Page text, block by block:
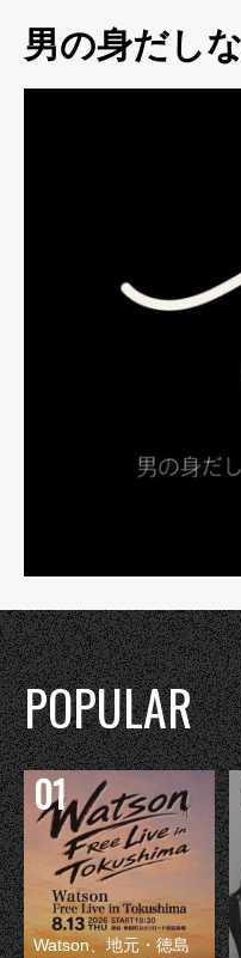
男の身だし
POPULAR
Watson、地元・徳島